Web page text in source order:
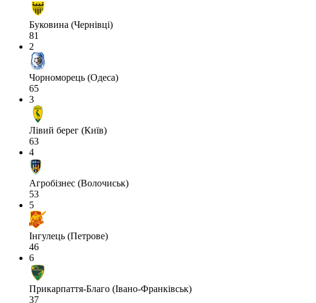
Буковина (Чернівці)
81
2
Чорноморець (Одеса)
65
3
Лівий берег (Київ)
63
4
Агробізнес (Волочиськ)
53
5
Інгулець (Петрове)
46
6
Прикарпаття-Благо (Івано-Франківськ)
37